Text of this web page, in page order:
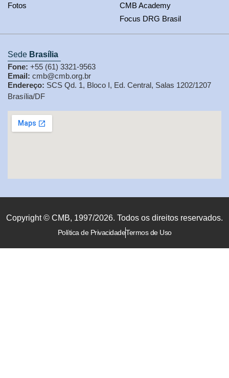
Fotos
CMB Academy
Focus DRG Brasil
Sede Brasília
Fone: +55 (61) 3321-9563
Email: cmb@cmb.org.br
Endereço: SCS Qd. 1, Bloco I, Ed. Central, Salas 1202/1207
Brasília/DF
Copyright © CMB, 1997/2026. Todos os direitos reservados.
Política de PrivacidadeTermos de Uso